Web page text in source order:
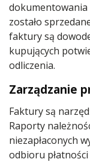
dokumentowania
zostało
faktury są
kupujących
odliczenia.
Zarządzanie
Faktury są
Raporty
niezapłaconych
odbioru